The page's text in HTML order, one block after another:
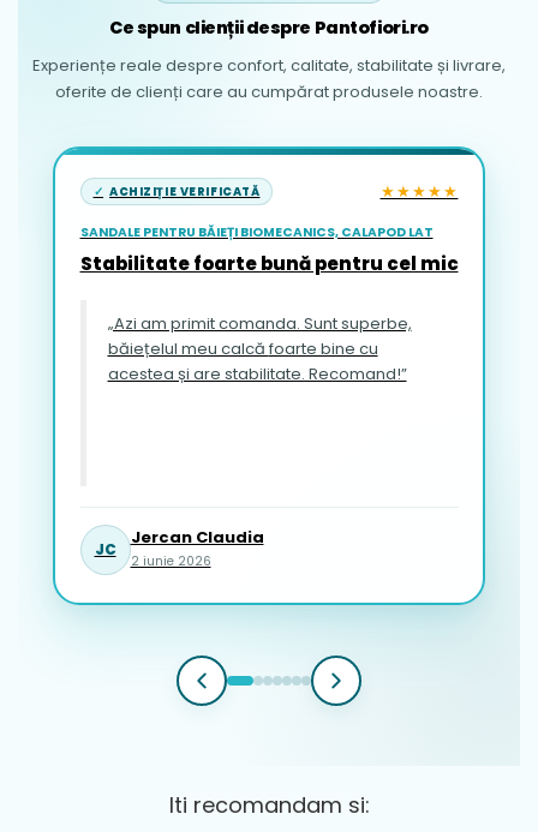
Ce spun clienții despre Pantofiori.ro
Experiențe reale despre confort, calitate, stabilitate și livrare,
oferite de clienți care au cumpărat produsele noastre.
ACHIZIȚIE VERIFICATĂ ★★★★★
SANDALE PENTRU BĂIEȚI BIOMECANICS, CALAPOD LAT
Stabilitate foarte bună pentru cel mic
„Azi am primit comanda. Sunt superbe,
băiețelul meu calcă foarte bine cu
acestea și are stabilitate. Recomand!”
JC
Jercan Claudia
2 iunie 2026
Iti recomandam si: